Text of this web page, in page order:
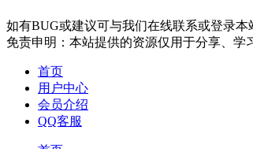
如有BUG或建议可与我们在线联系或登录本
免责申明：本站提供的资源仅用于分享、学
首页
用户中心
会员介绍
QQ客服